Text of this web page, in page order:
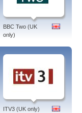
BBC Two (UK
only)
ITV3 (UK only)